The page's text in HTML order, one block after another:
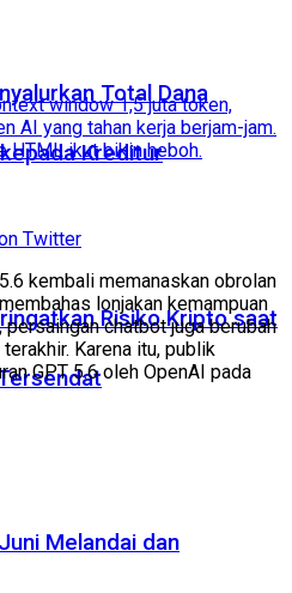
Total Dana
Kreditur
Risiko Kripto saat
Melandai dan
window 1,5 juta token,
AI yang tahan kerja berjam-jam.
HTML ikut bikin heboh.
Twitter
kembali memanaskan obrolan
lonjakan kemampuan
chatbot juga berubah
Karena itu, publik
GPT 5.6 oleh OpenAI pada